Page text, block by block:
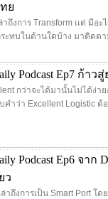
ย
าถึงการ Transform เเต่ มีอะ
ะทบในด้านใดบ้าง มาติดต
Podcast Ep7 ก้าวสู่
กว่าจะได้มานั้นไม่ได้ง่า
คำว่า Excellent Logistic
Podcast Ep6 จาก
ว
ล่าถึงการเป็น Smart Port